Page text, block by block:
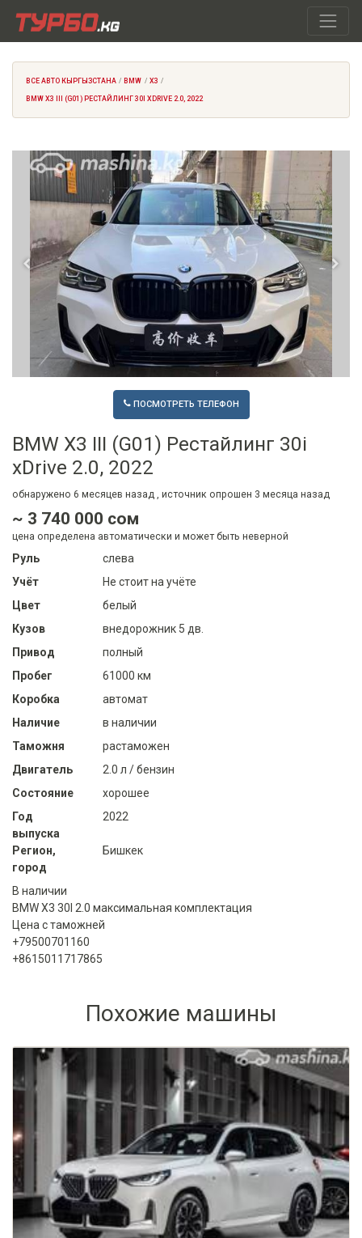
ВСЕ АВТО КЫРГЫЗСТАНА BMW X3
BMW X3 III (G01) РЕСТАЙЛИНГ 30I XDRIVE 2.0, 2022
ПОСМОТРЕТЬ ТЕЛЕФОН
BMW X3 III (G01) Рестайлинг 30i
xDrive 2.0, 2022
обнаружено 6 месяцев назад , источник опрошен 3 месяца назад
~ 3 740 000 сом
цена определена автоматически и может быть неверной
Руль
слева
Учёт
Не стоит на учёте
Цвет
белый
Кузов
внедорожник 5 дв.
Привод
полный
Пробег
61000 км
Коробка
автомат
Наличие
в наличии
Таможня
растаможен
Двигатель
2.0 л / бензин
Состояние
хорошее
Год
выпуска
2022
Регион,
город
Бишкек
В наличии
BMW X3 30I 2.0 максимальная комплектация
Цена с таможней
+79500701160
+8615011717865
Похожие машины